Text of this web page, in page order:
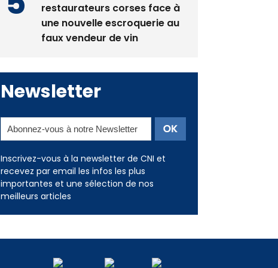
restaurateurs corses face à
une nouvelle escroquerie au
faux vendeur de vin
Newsletter
Inscrivez-vous à la newsletter de CNI et
recevez par email les infos les plus
importantes et une sélection de nos
meilleurs articles